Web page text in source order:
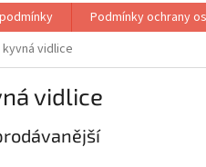
Podmínky ochrany
kyvná vidlice
vidlice